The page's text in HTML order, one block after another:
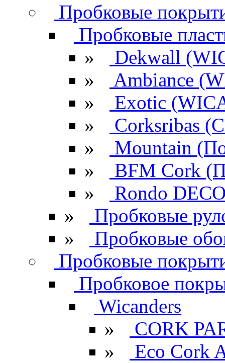
Пробковые
Пробковые
»
Dekwall
»
Ambiance
»
Exotic
»
Corksribas
»
Mountain
»
BFM Cork
»
Rondo
»
Пробковые
»
Пробковые
Пробковые
Пробковое
Wicanders
»
CORK
»
Eco Cork